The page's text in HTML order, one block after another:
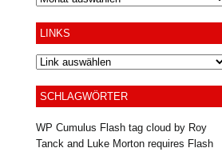
LINKS
SCHLAGWÖRTER
WP Cumulus Flash tag cloud by Roy
Tanck and Luke Morton requires Flash